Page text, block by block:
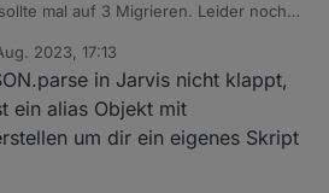
mal auf 3 Migrieren. Leider noch
auf einem Datenpunkt welcher
ein einzelner Wert auszugeben und
selbst?
darin den Wert
das ganze selber via JS Script
neue Datenpunkte
2023, 17:13
in Jarvis nicht klappt,
ein alias Objekt mit
um dir ein eigenes Skript